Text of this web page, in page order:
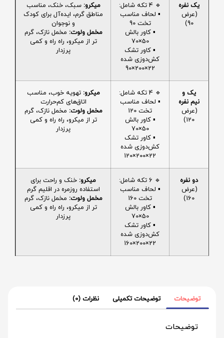
یک نفره
(عرض
90)
🔹 4 تکه شامل:
▪️ لحاف مناسب
تخت 90
▪️ کاور بالش
50×70
▪️ کاور تشک
کش‌دوزی شده
22×200×90
میکرو: سبک، خنک، مناسب
مناطق گرم، ایده‌آل برای کودک
و نوجوان
مخمل ولوت: مخمل نازک، گرم
تر از میکرو، راه راه و کمی
پرزدار
یک و
نیم نفره
(عرض
120)
🔹 4 تکه شامل:
▪️ لحاف مناسب
تخت 120
▪️ کاور بالش
50×70
▪️ کاور تشک
کش‌دوزی شده
22×200×120
میکرو: تهویه خوب، مناسب
اتاق‌های کم‌حرارت
مخمل ولوت: مخمل نازک، گرم
تر از میکرو، راه راه و کمی
پرزدار
دو نفره
(عرض
160)
🔹 6 تکه شامل:
▪️ لحاف مناسب
تخت 160
▪️ کاور بالش
50×70
▪️ کاور تشک
کش‌دوزی شده
22×200×160
میکرو: خنک و راحت برای
استفاده روزمره در اقلیم گرم
مخمل ولوت: مخمل نازک، گرم
تر از میکرو، راه راه و کمی
پرزدار
توضیحات توضیحات تکمیلی نظرات (0)
توضیحات